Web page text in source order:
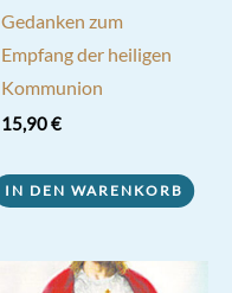
Gedanken zum
Empfang der heiligen
Kommunion
15,90€
IN DEN WARENKORB